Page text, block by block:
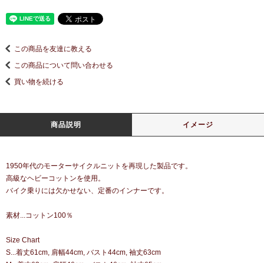
この商品を友達に教える
この商品について問い合わせる
買い物を続ける
商品説明 イメージ
1950年代のモーターサイクルニットを再現した製品です。
高級なヘビーコットンを使用。
バイク乗りには欠かせない、定番のインナーです。
素材...コットン100％
Size Chart
S...着丈61cm, 肩幅44cm, バスト44cm, 袖丈63cm